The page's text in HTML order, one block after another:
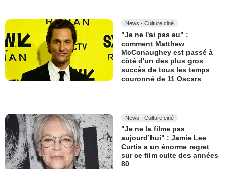
News - Culture ciné
"Je ne l'ai pas eu" :
comment Matthew
McConaughey est passé à
côté d'un des plus gros
succès de tous les temps
couronné de 11 Oscars
News - Culture ciné
"Je ne la filme pas
aujourd’hui" : Jamie Lee
Curtis a un énorme regret
sur ce film culte des années
80